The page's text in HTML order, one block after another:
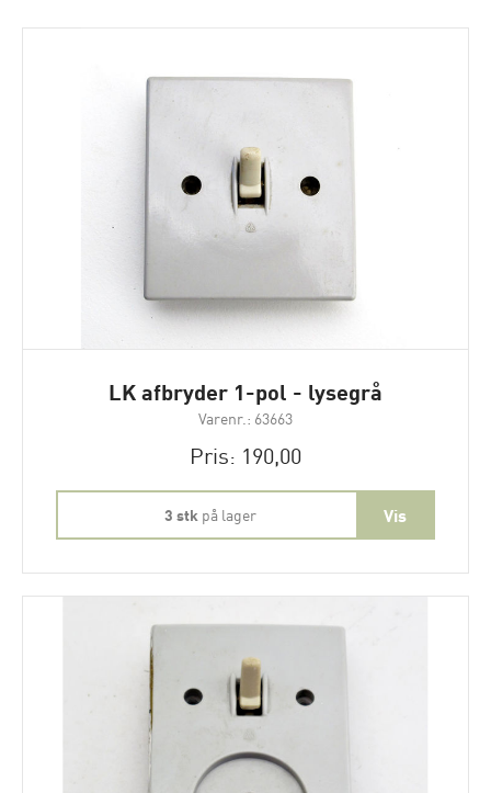
LK afbryder 1-pol - lysegrå
Varenr.: 63663
Pris: 190,00
3 stk på lager